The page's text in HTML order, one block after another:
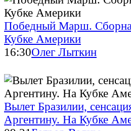
Победный Марш.
Кубке Америки
16:30Олег Лыткин
Вылет Бразилии,
Аргентину. На Кубке